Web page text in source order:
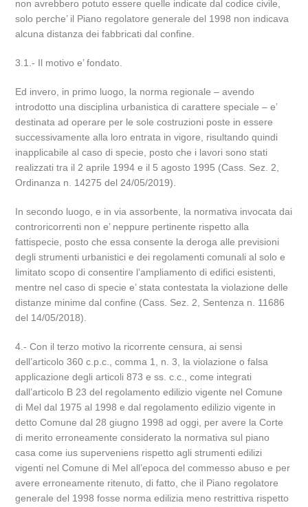
non avrebbero potuto essere quelle indicate dal codice civile,
solo perche’ il Piano regolatore generale del 1998 non indicava
alcuna distanza dei fabbricati dal confine.
3.1.- Il motivo e’ fondato.
Ed invero, in primo luogo, la norma regionale – avendo
introdotto una disciplina urbanistica di carattere speciale – e’
destinata ad operare per le sole costruzioni poste in essere
successivamente alla loro entrata in vigore, risultando quindi
inapplicabile al caso di specie, posto che i lavori sono stati
realizzati tra il 2 aprile 1994 e il 5 agosto 1995 (Cass. Sez. 2,
Ordinanza n. 14275 del 24/05/2019).
In secondo luogo, e in via assorbente, la normativa invocata dai
controricorrenti non e’ neppure pertinente rispetto alla
fattispecie, posto che essa consente la deroga alle previsioni
degli strumenti urbanistici e dei regolamenti comunali al solo e
limitato scopo di consentire l’ampliamento di edifici esistenti,
mentre nel caso di specie e’ stata contestata la violazione delle
distanze minime dal confine (Cass. Sez. 2, Sentenza n. 11686
del 14/05/2018).
4.- Con il terzo motivo la ricorrente censura, ai sensi
dell’articolo 360 c.p.c., comma 1, n. 3, la violazione o falsa
applicazione degli articoli 873 e ss. c.c., come integrati
dall’articolo B 23 del regolamento edilizio vigente nel Comune
di Mel dal 1975 al 1998 e dal regolamento edilizio vigente in
detto Comune dal 28 giugno 1998 ad oggi, per avere la Corte
di merito erroneamente considerato la normativa sul piano
casa come ius superveniens rispetto agli strumenti edilizi
vigenti nel Comune di Mel all’epoca del commesso abuso e per
avere erroneamente ritenuto, di fatto, che il Piano regolatore
generale del 1998 fosse norma edilizia meno restrittiva rispetto